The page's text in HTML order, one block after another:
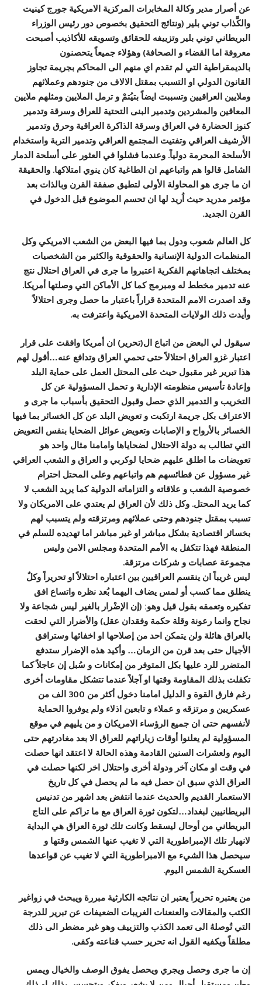
عن أصرار مدير وكالة المخابرات المركزية الامريكية جورج كينيت
والكَّذاب توني بلير (ونتائج التحقيق بخصوص دور رئيس الوزراء
البريطاني توني بلير وتزييفه للحقائق وتسويقه للأكاذيب أصبحت
معروفة اما القضاء و الصحافة) وهؤلاء جميعاً يتحصنون
بالديمقراطية التي لم تقدم اي منهم الى المحاكم بجريمة تجاوز
القانون الدولي او التسبب بمقتل الالاف من جنودهم وعملائهم
وملايين العراقيين وتسببت ايضاً بتيُتمْ و ترمل الملايين ومثلهم ملايين
المعاقين والمشردين وتدمير البنى التحتية للعراق وسرقة وتدمير
كنوز الحضارة في العراق وسرقة الذاكرة العراقية وحرق وتدمير
الأرشيف العراقي وتفتيت المجتمع العراقي وتدمير التربة واستخدام
الأسلحة المحرمة دولياً. وعندما فشلوا في العثور على أسلحة الدمار
الشامل قالوا هم واتباعهم ان الطاغية كان ينوي امتلاكها. والحقيقة
ان ما جرى هو المحاولة الأولى لتطيق صفقة القرن وبالذات بعد
مؤتمر مدريد حيث اُريد لها ان تحسم الموضوع قبل الدخول في
القرن الجديد.
كل العالم شعوب ودول بما فيها البعض من الشعب الامريكي وكل
المنظمات الدولية الإنسانية والحقوقية والكثير من الشخصيات
بمختلف اتجاهاتهم الفكرية اعتبروا ما جرى في العراق احتلال نتج
عنه تدمير مخطط له ومبرمج كما كل الأماكن التي وصلتها أمريكا.
وقد اصدرت الامم المتحدة قراراً باعتبار ما حصل وجرى احتلالاً
وأيدت ذلك الولايات المتحدة الامريكية واعترفت به.
سيقول لي البعض من اتباع ال(تحرير) ان أمريكا وافقت على قرار
اعتبار غزو العراق احتلالاً حتى تحمي العراق وتدافع عنه…أقول لهم
هذا تبرير غير مقبول حيث على المحتل العمل على حماية البلد
وإعادة تأسيس منظومته الإدارية و تحمل المسؤولية عن كل
التخريب و التدمير الذي حصل وقبول التحقيق بأسباب ما جرى و
الاعتراف بكل جريمة ارتكبت و تعويض البلد عن كل الخسائر بما فيها
الخسائر بالأرواح و الإصابات وتعويض عوائل الضحايا بنفس التعويض
التي تطالب به دولة الاحتلال لضحاياها وامامنا مثال واحد هو
تعويضات ما اطلق عليهم ضحايا لوكربي و العراق و الشعب العراقي
غير مسؤول عن فطائسهم هم واتباعهم وعلى المحتل احترام
خصوصية الشعب و علاقاته و التزاماته الدولية كما يريد الشعب لا
كما يريد المحتل. وكل ذلك لأن العراق لم يعتدي على الامريكان ولا
تسبب بمقتل جنودهم وحتى عملائهم ومرتزقته ولم يتسبب لهم
بخسائر اقتصادية بشكل مباشر او غير مباشر اما تهديده للسلم في
المنطقة فهذا تتكفل به الأمم المتحدة ومجلس الامن وليس
مجموعة عصابات و شركات مرتزقة.
ليس غريباً ان ينقسم العراقيين بين اعتباره احتلالاً او تحريراً وكلٌ
ينطلق مما كسب أو لمس يضاف اليهما بُعد نظره واتساع افق
تفكيره وتعمقه بقول قيل وهو: (إن الإضْرار بالغير ليس شجاعة ولا
نجاح وانما رعونة وقلة حكمة وفقدان عقل) والأضرار التي لحقت
بالعراق هائلة ولن يتمكن احد من إصلاحها او اخفائها وسترافق
الأجيال حتى بعد قرن من الزمان… وأكيد هذه الإضرار ستدفع
المتضرر للرد عليها بكل المتوفر من إمكانات و سُبل إن عاجلاً كما
تكفلت بذلك المقاومة وقتها او آجلاً عندما تتشكل مقاومات أخرى
رغم فارق القوة و الدليل امامنا دخول أكثر من 300 الف من
عسكريين و مرتزقه و عملاء و تابعين اذلاء ولم يوفروا الحماية
لأنفسهم حتى ان جميع الرؤساء الامريكان و من يليهم في موقع
المسؤولية لم يعلنوا أوقات زياراتهم للعراق الا بعد مغادرتهم حتى
اليوم ولعشرات السنين القادمة وهذه الحالة لا اعتقد انها حصلت
في وقت او مكان آخر ودولة أخرى واحتلال اخر لكنها حصلت في
العراق الذي سبق ان حصل فيه ما لم يحصل في كل تاريخ
الاستعمار القديم والحديث عندما انتفض بعد اشهر من تدنيس
البريطانيين لبغداد…لتكون ثورة العراق مع ما تراكم على التاج
البريطاني من أوحال ليسقط وكانت تلك ثورة العراق هي البداية
لانهيار تلك الإمبراطورية التي لا تغيب عنها الشمس وقتها و
سيحصل هذا الشيء مع الامبراطورية التي لا تغيب عن قواعدها
العسكرية الشمس اليوم.
من يعتبره تحريراً يعتبر ان نتائجه الكارثية مبررة ويبحث في زواغير
الكتب والمقالات والعنعنات الغريبات الضعيفات عن تبرير للدرجة
التي تُوصلهُ الى تعمد الكذب والتزييف وهو غير مضطر الى ذلك
مطلقاً ويكفيه القول انه تحرير حسب قناعته وكفى.
إن ما جرى وحصل ويجري ويحصل يفوق الوصف والخيال ويمس